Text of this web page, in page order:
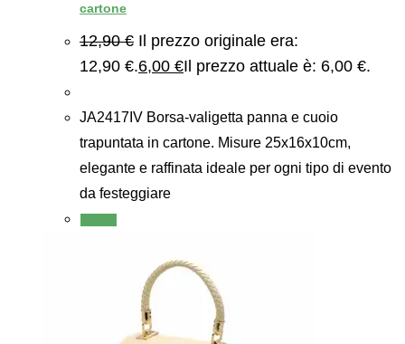
cartone
12,90€ Il prezzo originale era:
12,90 €.6,00 €Il prezzo attuale è: 6,00 €.
JA2417IV Borsa-valigetta panna e cuoio
trapuntata in cartone. Misure 25x16x10cm,
elegante e raffinata ideale per ogni tipo di evento
da festeggiare